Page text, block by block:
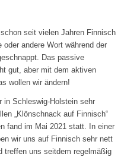
seit vielen Jahren Finnisch
andere Wort während der
Das passive
gut, aber mit dem aktiven
wollen wir ändern!
in Schleswig-Holstein sehr
„Klönschnack auf Finnisch“
fand im Mai 2021 statt. In einer
wir uns auf Finnisch sehr nett
treffen uns seitdem regelmäßig